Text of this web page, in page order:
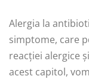
Alergia la
simptome, care
reacției alergice
acest capitol,